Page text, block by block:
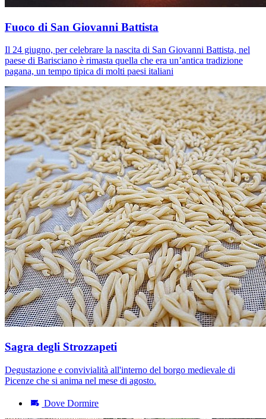
Fuoco di San Giovanni Battista
Il 24 giugno, per celebrare la nascita di San Giovanni Battista, nel
paese di Barisciano è rimasta quella che era un’antica tradizione
pagana, un tempo tipica di molti paesi italiani
Sagra degli Strozzapeti
Degustazione e convivialità all'interno del borgo medievale di
Picenze che si anima nel mese di agosto.
Dove Dormire